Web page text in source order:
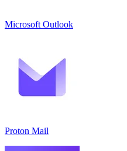
Microsoft Outlook
Proton Mail